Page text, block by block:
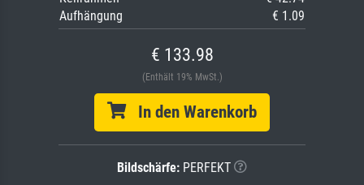
Aufhängung
€ 1.09
€ 133.98
(Enthält 19% MwSt.)
In den Warenkorb
Bildschärfe: PERFEKT